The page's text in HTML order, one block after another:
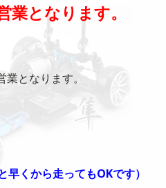
業となります。
業となります。
くから走ってもOKです）